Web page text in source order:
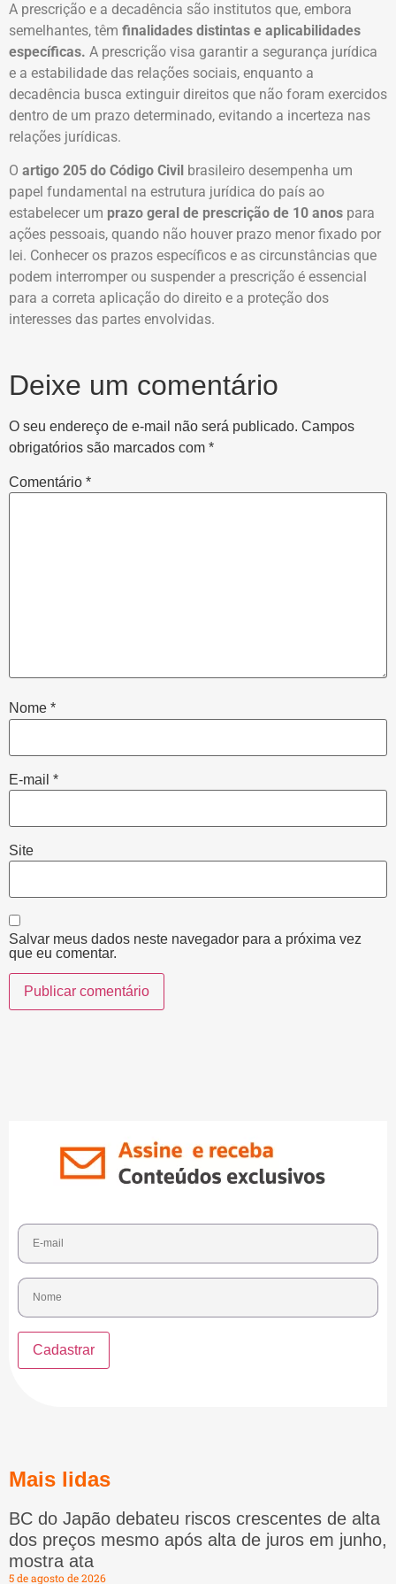
A prescrição e a decadência são institutos que, embora
semelhantes, têm finalidades distintas e aplicabilidades
específicas. A prescrição visa garantir a segurança jurídica
e a estabilidade das relações sociais, enquanto a
decadência busca extinguir direitos que não foram exercidos
dentro de um prazo determinado, evitando a incerteza nas
relações jurídicas.
O artigo 205 do Código Civil brasileiro desempenha um
papel fundamental na estrutura jurídica do país ao
estabelecer um prazo geral de prescrição de 10 anos para
ações pessoais, quando não houver prazo menor fixado por
lei. Conhecer os prazos específicos e as circunstâncias que
podem interromper ou suspender a prescrição é essencial
para a correta aplicação do direito e a proteção dos
interesses das partes envolvidas.
Deixe um comentário
O seu endereço de e-mail não será publicado. Campos
obrigatórios são marcados com *
Comentário *
Nome *
E-mail *
Site
Salvar meus dados neste navegador para a próxima vez
que eu comentar.
Mais lidas
BC do Japão debateu riscos crescentes de alta
dos preços mesmo após alta de juros em junho,
mostra ata
5 de agosto de 2026